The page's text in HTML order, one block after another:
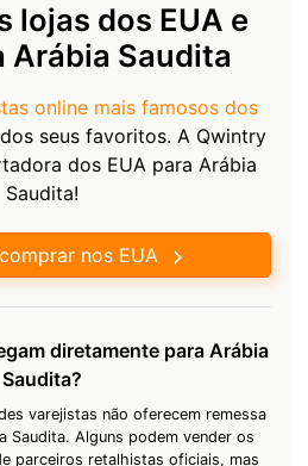
lojas dos EUA e
Arábia Saudita
online mais famosos dos
seus favoritos. A Qwintry
dos EUA para Arábia
Saudita!
nos EUA
diretamente para Arábia
Saudita?
varejistas não oferecem remessa
Saudita. Alguns podem vender os
parceiros retalhistas oficiais, mas